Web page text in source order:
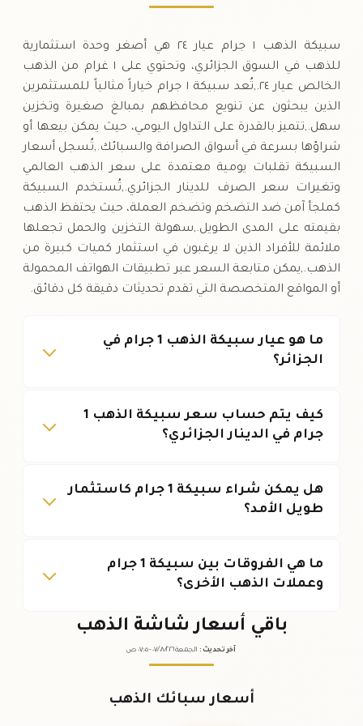
سبيكة الذهب ١ جرام عيار ٢٤ هي أصغر وحدة استثمارية
للذهب في السوق الجزائري، وتحتوي على ١ غرام من الذهب
الخالص عيار ٢٤.,تُعد سبيكة ١ جرام خياراً مثالياً للمستثمرين
الذين يبحثون عن تنويع محافظهم بمبالغ صغيرة وتخزين
سهل.,تتميز بالقدرة على التداول اليومي، حيث يمكن بيعها أو
شراؤها بسرعة في أسواق الصرافة والسبائك.,تُسجل أسعار
السبيكة تقلبات يومية معتمدة على سعر الذهب العالمي
وتغيرات سعر الصرف للدينار الجزائري.,تُستخدم السبيكة
كملجأ آمن ضد التضخم وتضخم العملة، حيث يحتفظ الذهب
بقيمته على المدى الطويل.,سهولة التخزين والحمل تجعلها
ملائمة للأفراد الذين لا يرغبون في استثمار كميات كبيرة من
الذهب.,يمكن متابعة السعر عبر تطبيقات الهواتف المحمولة
أو المواقع المتخصصة التي تقدم تحديثات دقيقة كل دقائق.
ما هو عيار سبيكة الذهب 1 جرام في
الجزائر؟
كيف يتم حساب سعر سبيكة الذهب 1
جرام في الدينار الجزائري؟
هل يمكن شراء سبيكة 1 جرام كاستثمار
طويل الأمد؟
ما هي الفروقات بين سبيكة 1 جرام
وعملات الذهب الأخرى؟
باقي أسعار شاشة الذهب
آخر تحديث : الجمعة ٠٧ /٠٨/٢٠٢٦ - ٠٧:٠٥ ص
أسعار سبائك الذهب